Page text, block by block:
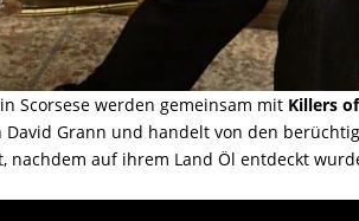
Scorsese werden gemeinsam mit Killers
Grann und handelt von den
auf ihrem Land Öl entdeckt